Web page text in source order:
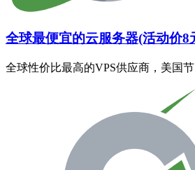
全球最便宜的云服务器(活动价8
全球性价比最高的VPS供应商，美国